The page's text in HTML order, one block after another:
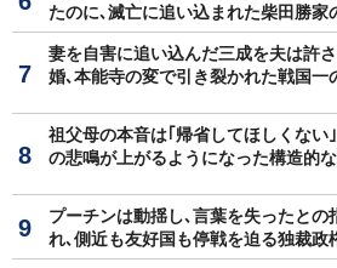
たのに､滅亡に追い込まれた柴田勝家
妻を自害に追い込んだ三成を夫は許
婚､本能寺の変で引き裂かれた戦国一
祖父母の本音は｢帰省してほしくな
の悲鳴が上がるようになった構造的
プーチンは動揺し､言葉を失ったと
れ､側近も友好国も停戦を迫る独裁政